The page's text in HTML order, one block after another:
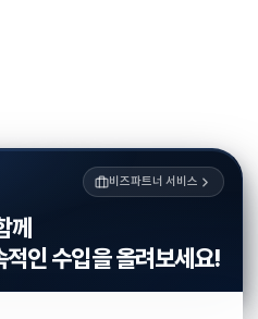
비즈파트너 서비스
께
적인 수입을 올려보세요!